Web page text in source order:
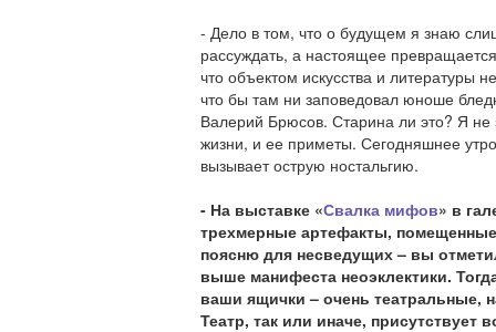
- Дело в том, что о будущем я знаю
рассуждать, а настоящее
что объектом искусства и литературы
что бы там ни заповедовал юноше
Валерий Брюсов. Старина ли это? Я
жизни, и ее приметы. Сегодняшнее
вызывает острую ностальгию.
- На выставке «Свалка мифов» в
трехмерные артефакты,
поясню для несведущих – вы
выше манифеста неоэклектики.
ваши ящички – очень театральные,
Театр, так или иначе, присутствует